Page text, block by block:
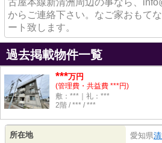
古屋本線新清洲周辺の事なら、
からご連絡下さい。なご家おもて
ート致します。
過去掲載物件一覧
***万円
(管理費・共益費 ***円)
敷：***｜礼：***
2階 / *** / ***
所在地 愛知県